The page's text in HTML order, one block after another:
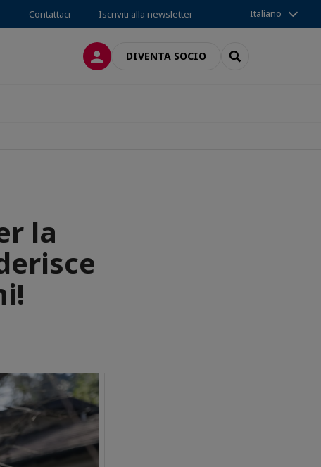
Contattaci Iscriviti alla newsletter Italiano
LOG INDIVENTA SOCIO SEARCH
la